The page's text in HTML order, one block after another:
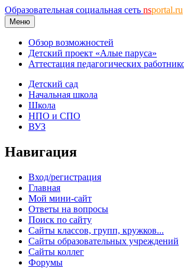
Образовательная социальная сеть nsportal.ru
Меню
Обзор возможностей
Детский проект «Алые паруса»
Аттестация педагогических
Детский сад
Начальная школа
Школа
НПО и СПО
ВУЗ
Навигация
Вход/регистрация
Главная
Мой мини-сайт
Ответы на вопросы
Поиск по сайту
Сайты классов, групп, кружков...
Сайты образовательных учреждений
Сайты коллег
Форумы